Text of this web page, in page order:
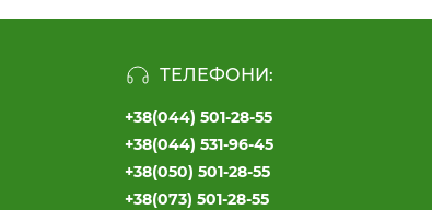
ТЕЛЕФОНИ:
+38(044) 501-28-55
+38(044) 531-96-45
+38(050) 501-28-55
+38(073) 501-28-55